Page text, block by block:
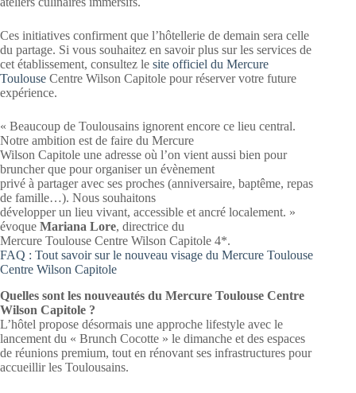
Ces initiatives confirment que l’hôtellerie de demain sera celle
du partage. Si vous souhaitez en savoir plus sur les services de
cet établissement, consultez le site officiel du Mercure
Toulouse Centre Wilson Capitole pour réserver votre future
expérience.
« Beaucoup de Toulousains ignorent encore ce lieu central.
Notre ambition est de faire du Mercure
Wilson Capitole une adresse où l’on vient aussi bien pour
bruncher que pour organiser un évènement
privé à partager avec ses proches (anniversaire, baptême, repas
de famille…). Nous souhaitons
développer un lieu vivant, accessible et ancré localement. »
évoque Mariana Lore, directrice du
Mercure Toulouse Centre Wilson Capitole 4*.
FAQ : Tout savoir sur le nouveau visage du Mercure Toulouse
Centre Wilson Capitole
Quelles sont les nouveautés du Mercure Toulouse Centre
Wilson Capitole ?
L’hôtel propose désormais une approche lifestyle avec le
lancement du « Brunch Cocotte » le dimanche et des espaces
de réunions premium, tout en rénovant ses infrastructures pour
accueillir les Toulousains.